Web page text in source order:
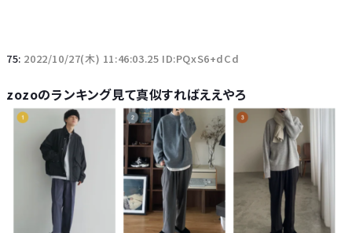
75: 2022/10/27(木) 11:46:03.25 ID:PQxS6+dCd
zozoのランキング見て真似すればええやろ